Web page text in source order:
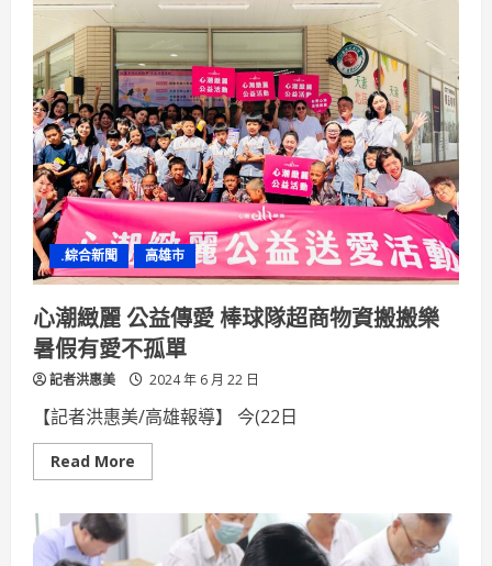
芒
果
亮
夏
祭
新
鮮
市
陳
其
邁
邀
民
眾
來
高
雄
呷
冰
品
嚐
消
暑
的
間
美
味
.綜合新聞 高雄市
心潮緻麗 公益傳愛 棒球隊超商物資搬搬樂
暑假有愛不孤單
記者洪惠美 2024 年 6 月 22 日
【記者洪惠美/高雄報導】 今(22日
Read More
more
麗